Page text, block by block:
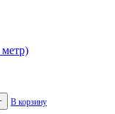
В корзину